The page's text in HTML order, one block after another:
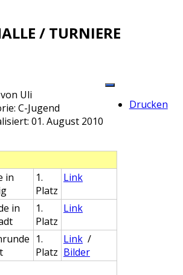
/ TURNIERE
Drucken
Uli
C-Jugend
01. August 2010
in
1.
Platz
Link
in
1.
Platz
Link
1.
Platz
Link /
Bilder